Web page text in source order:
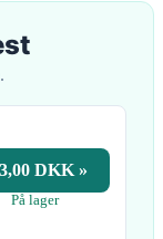
DKK »
På lager